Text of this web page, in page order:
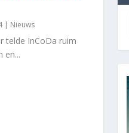
| Nieuws
telde InCoDa ruim
en...